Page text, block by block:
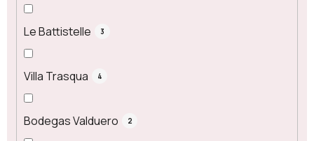
Le Battistelle 3
Villa Trasqua 4
Bodegas Valduero 2